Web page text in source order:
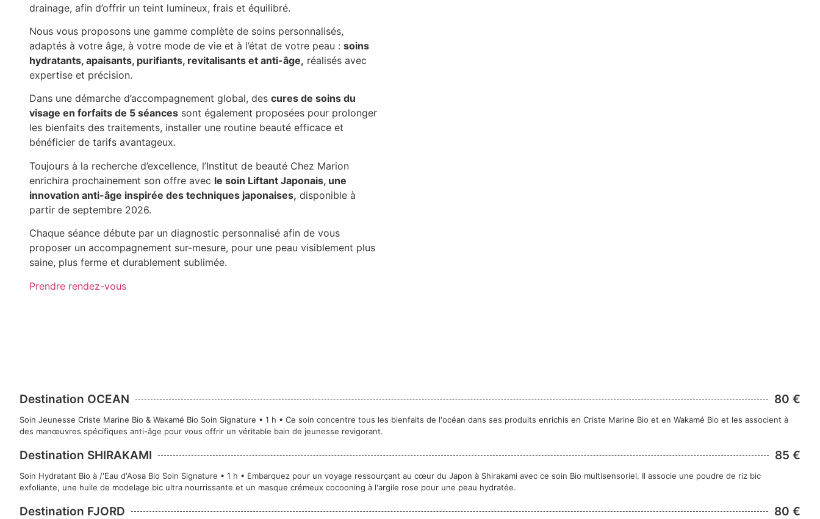
drainage, afin d’offrir un teint lumineux, frais et équilibré.
Nous vous proposons une gamme complète de soins personnalisés,
adaptés à votre âge, à votre mode de vie et à l’état de votre peau : soins
hydratants, apaisants, purifiants, revitalisants et anti-âge, réalisés avec
expertise et précision.
Dans une démarche d’accompagnement global, des cures de soins du
visage en forfaits de 5 séances sont également proposées pour prolonger
les bienfaits des traitements, installer une routine beauté efficace et
bénéficier de tarifs avantageux.
Toujours à la recherche d’excellence, l’Institut de beauté Chez Marion
enrichira prochainement son offre avec le soin Liftant Japonais, une
innovation anti-âge inspirée des techniques japonaises, disponible à
partir de septembre 2026.
Chaque séance débute par un diagnostic personnalisé afin de vous
proposer un accompagnement sur-mesure, pour une peau visiblement plus
saine, plus ferme et durablement sublimée.
Prendre rendez-vous
Destination OCEAN 80 €
Soin Jeunesse Criste Marine Bio & Wakamé Bio Soin Signature • 1 h • Ce soin concentre tous les bienfaits de l'océan dans ses produits enrichis en Criste Marine Bio et en Wakamé Bio et les associent à
des manœuvres spécifiques anti-âge pour vous offrir un véritable bain de jeunesse revigorant.
Destination SHIRAKAMI 85 €
Soin Hydratant Bio à /'Eau d'Aosa Bio Soin Signature • 1 h • Embarquez pour un voyage ressourçant au cœur du Japon à Shirakami avec ce soin Bio multisensoriel. Il associe une poudre de riz bic
exfoliante, une huile de modelage bic ultra nourrissante et un masque crémeux cocooning à l'argile rose pour une peau hydratée.
Destination FJORD 80 €